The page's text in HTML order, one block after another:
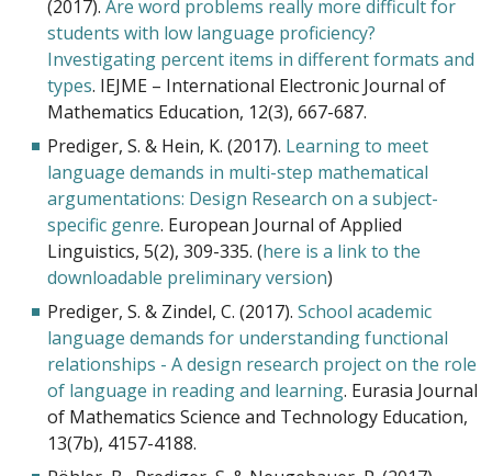
(2017).Are word problems really more difficult for
students with low language proficiency?
Investigating percent items in different formats and
types. IEJME – International Electronic Journal of
Mathematics Education, 12(3), 667-687.
Prediger, S. & Hein, K. (2017). Learning to meet
language demands in multi-step mathematical
argumentations: Design Research on a subject-
specific genre. European Journal of Applied
Linguistics, 5(2), 309-335. (here is a link to the
downloadable preliminary version)
Prediger, S. & Zindel, C. (2017).School academic
language demands for understanding functional
relationships - A design research project on the role
of language in reading and learning. Eurasia Journal
of Mathematics Science and Technology Education,
13(7b), 4157-4188.